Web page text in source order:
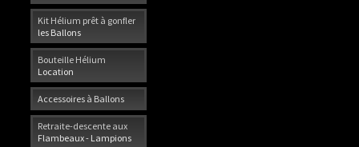
Kit Hélium prêt à gonfler
les Ballons
Bouteille Hélium
Location
Accessoires à Ballons
Retraite-descente aux
Flambeaux - Lampions